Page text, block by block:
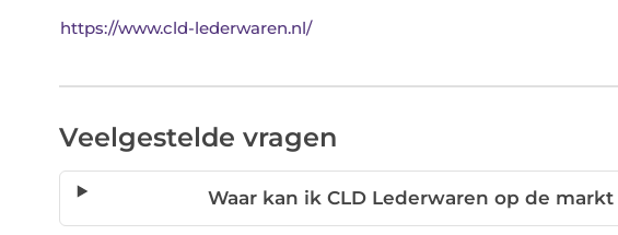
https://www.cld-lederwaren.nl/
Veelgestelde vragen
Waar kan ik CLD Lederwaren op de